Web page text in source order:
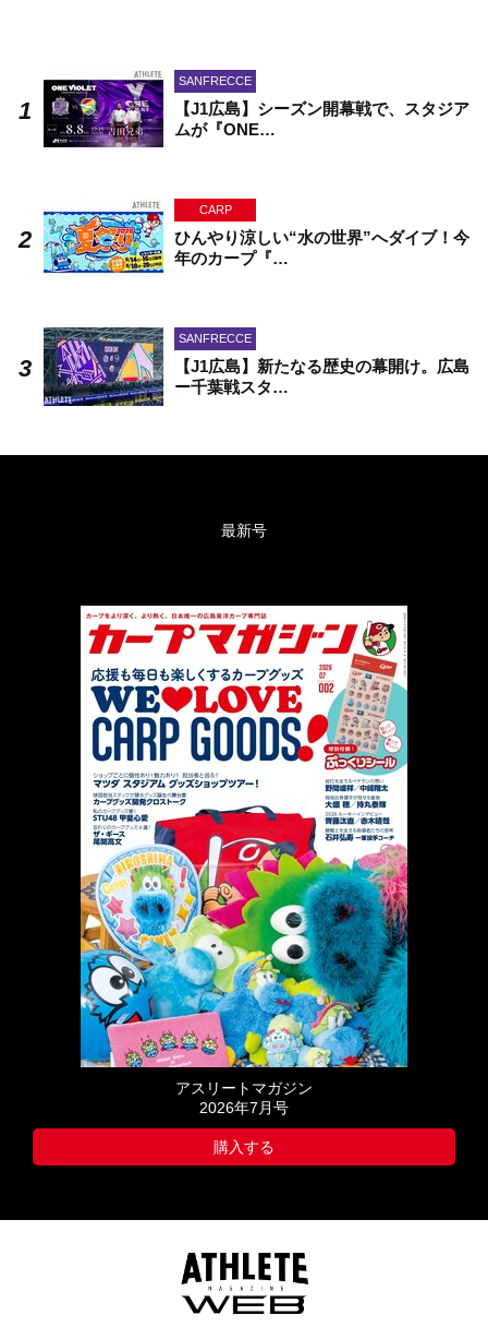
SANFRECCE
【J1広島】シーズン開幕戦で、スタジア
ムが『ONE…
CARP
ひんやり涼しい“水の世界”へダイブ！今
年のカープ『…
SANFRECCE
【J1広島】新たなる歴史の幕開け。広島
ー千葉戦スタ…
最新号
アスリートマガジン
2026年7月号
購入する